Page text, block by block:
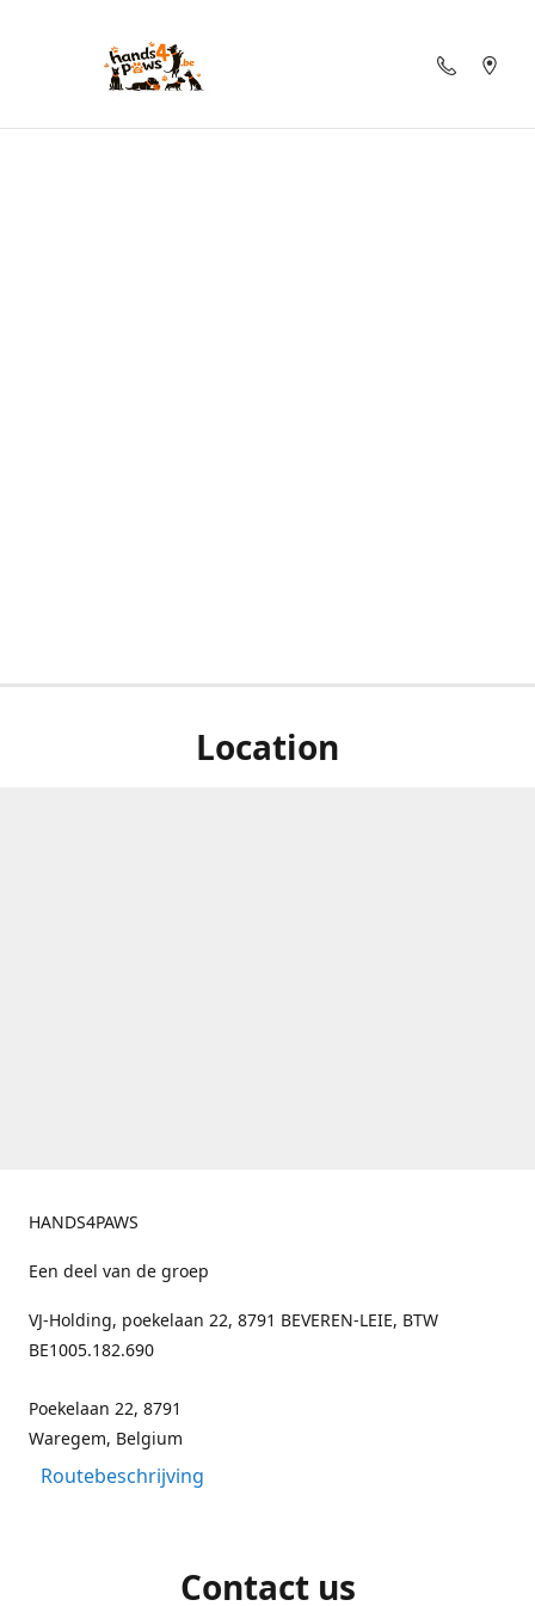
Location
HANDS4PAWS
Een deel van de groep
VJ-Holding, poekelaan 22, 8791 BEVEREN-LEIE, BTW
BE1005.182.690
Poekelaan 22, 8791
Waregem, Belgium
Routebeschrijving
Contact us